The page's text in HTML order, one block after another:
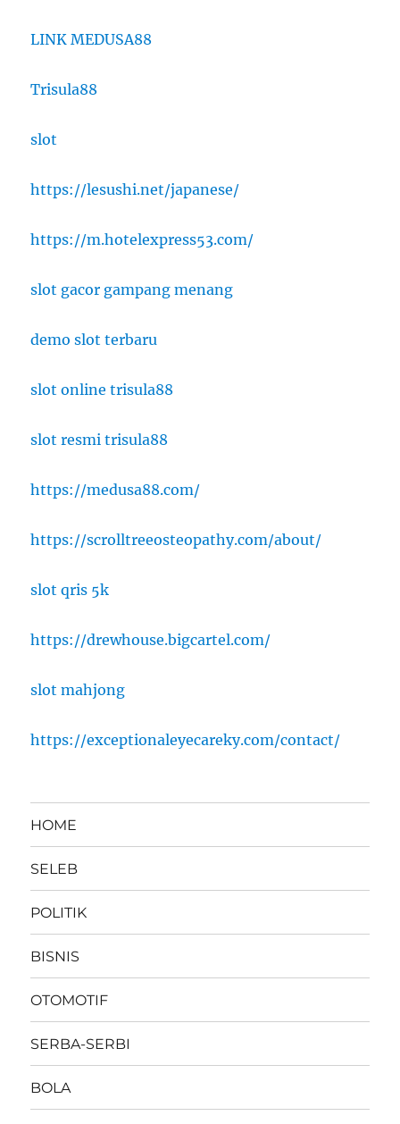
LINK MEDUSA88
Trisula88
slot
https://lesushi.net/japanese/
https://m.hotelexpress53.com/
slot gacor gampang menang
demo slot terbaru
slot online trisula88
slot resmi trisula88
https://medusa88.com/
https://scrolltreeosteopathy.com/about/
slot qris 5k
https://drewhouse.bigcartel.com/
slot mahjong
https://exceptionaleyecareky.com/contact/
HOME
SELEB
POLITIK
BISNIS
OTOMOTIF
SERBA-SERBI
BOLA